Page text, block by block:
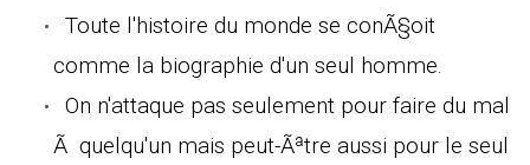
Toute l'histoire du monde se conÃ§oit
comme la biographie d'un seul homme.
On n'attaque pas seulement pour faire du mal
Ã quelqu'un mais peut-Ãªtre aussi pour le seul